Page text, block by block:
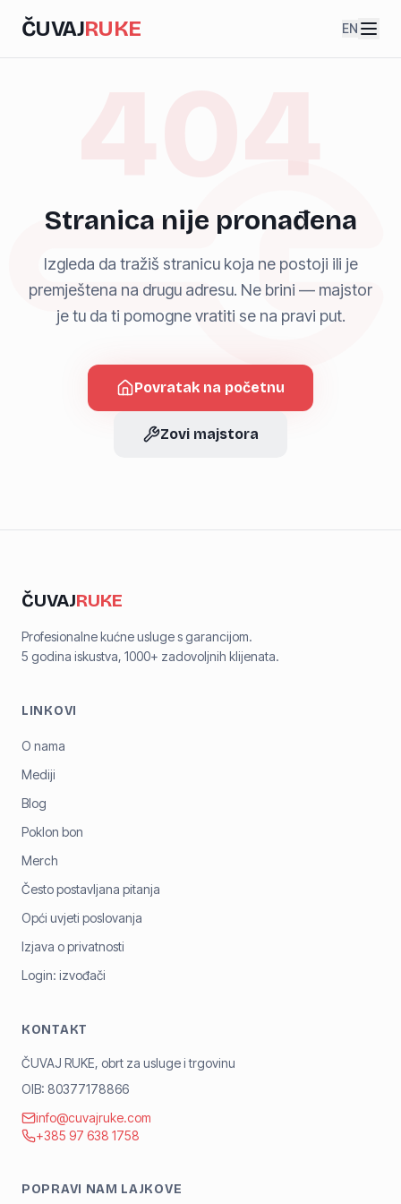
ČUVAJRUKE EN
404
Stranica nije pronađena
Izgleda da tražiš stranicu koja ne postoji ili je
premještena na drugu adresu. Ne brini — majstor
je tu da ti pomogne vratiti se na pravi put.
Povratak na početnu
Zovi majstora
ČUVAJRUKE
Profesionalne kućne usluge s garancijom.
5 godina iskustva, 1000+ zadovoljnih klijenata.
LINKOVI
O nama
Mediji
Blog
Poklon bon
Merch
Često postavljana pitanja
Opći uvjeti poslovanja
Izjava o privatnosti
Login: izvođači
KONTAKT
ČUVAJ RUKE, obrt za usluge i trgovinu
OIB: 80377178866
info@cuvajruke.com
+385 97 638 1758
POPRAVI NAM LAJKOVE